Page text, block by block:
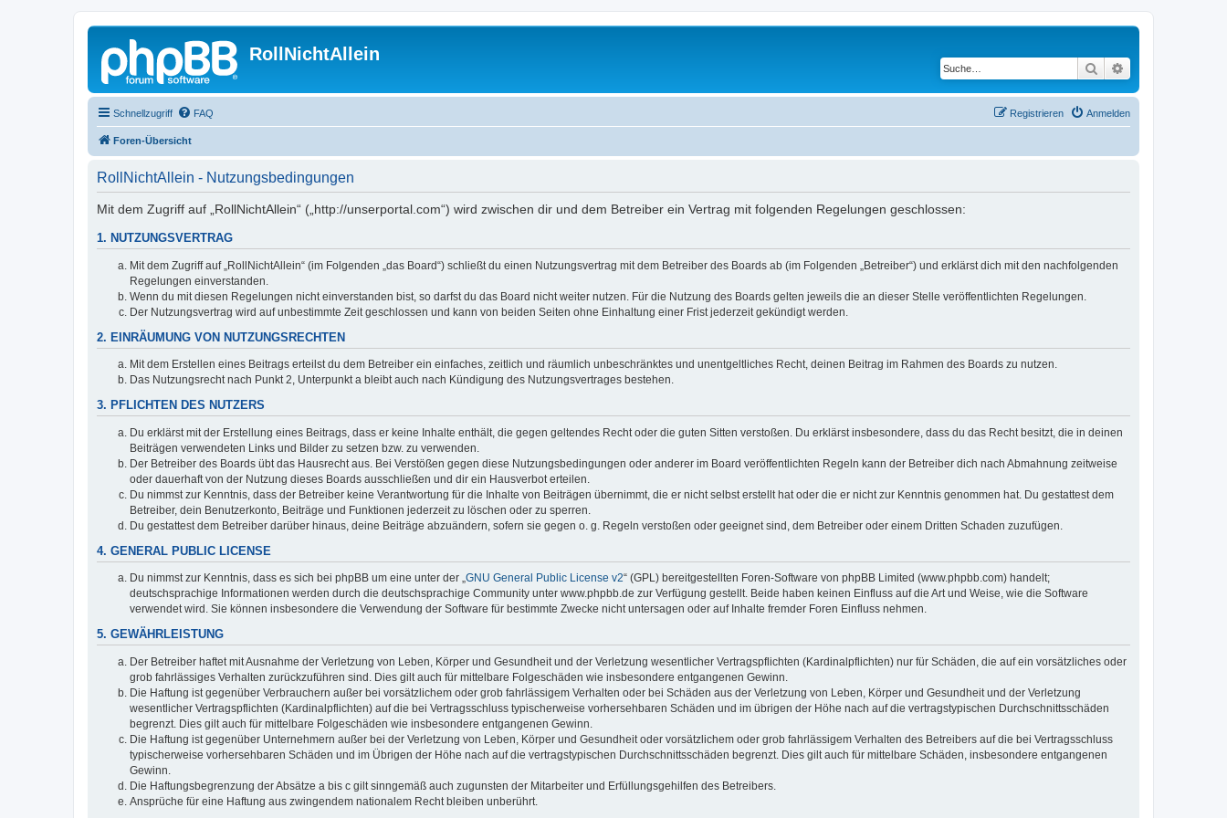
RollNichtAllein
Suche
Schnellzugriff FAQ Anmelden
Registrieren
Foren-Übersicht
RollNichtAllein - Nutzungsbedingungen
Mit dem Zugriff auf „RollNichtAllein“ („http://unserportal.com“) wird zwischen dir und dem Betreiber ein Vertrag mit folgenden Regelungen geschlossen:
1. NUTZUNGSVERTRAG
Mit dem Zugriff auf „RollNichtAllein“ (im Folgenden „das Board“) schließt du einen Nutzungsvertrag mit dem Betreiber des Boards ab (im Folgenden „Betreiber“) und erklärst dich mit den nachfolgenden
Regelungen einverstanden.
Wenn du mit diesen Regelungen nicht einverstanden bist, so darfst du das Board nicht weiter nutzen. Für die Nutzung des Boards gelten jeweils die an dieser Stelle veröffentlichten Regelungen.
Der Nutzungsvertrag wird auf unbestimmte Zeit geschlossen und kann von beiden Seiten ohne Einhaltung einer Frist jederzeit gekündigt werden.
2. EINRÄUMUNG VON NUTZUNGSRECHTEN
Mit dem Erstellen eines Beitrags erteilst du dem Betreiber ein einfaches, zeitlich und räumlich unbeschränktes und unentgeltliches Recht, deinen Beitrag im Rahmen des Boards zu nutzen.
Das Nutzungsrecht nach Punkt 2, Unterpunkt a bleibt auch nach Kündigung des Nutzungsvertrages bestehen.
3. PFLICHTEN DES NUTZERS
Du erklärst mit der Erstellung eines Beitrags, dass er keine Inhalte enthält, die gegen geltendes Recht oder die guten Sitten verstoßen. Du erklärst insbesondere, dass du das Recht besitzt, die in deinen
Beiträgen verwendeten Links und Bilder zu setzen bzw. zu verwenden.
Der Betreiber des Boards übt das Hausrecht aus. Bei Verstößen gegen diese Nutzungsbedingungen oder anderer im Board veröffentlichten Regeln kann der Betreiber dich nach Abmahnung zeitweise
oder dauerhaft von der Nutzung dieses Boards ausschließen und dir ein Hausverbot erteilen.
Du nimmst zur Kenntnis, dass der Betreiber keine Verantwortung für die Inhalte von Beiträgen übernimmt, die er nicht selbst erstellt hat oder die er nicht zur Kenntnis genommen hat. Du gestattest dem
Betreiber, dein Benutzerkonto, Beiträge und Funktionen jederzeit zu löschen oder zu sperren.
Du gestattest dem Betreiber darüber hinaus, deine Beiträge abzuändern, sofern sie gegen o. g. Regeln verstoßen oder geeignet sind, dem Betreiber oder einem Dritten Schaden zuzufügen.
4. GENERAL PUBLIC LICENSE
Du nimmst zur Kenntnis, dass es sich bei phpBB um eine unter der „GNU General Public License v2“ (GPL) bereitgestellten Foren-Software von phpBB Limited (www.phpbb.com) handelt;
deutschsprachige Informationen werden durch die deutschsprachige Community unter www.phpbb.de zur Verfügung gestellt. Beide haben keinen Einfluss auf die Art und Weise, wie die Software
verwendet wird. Sie können insbesondere die Verwendung der Software für bestimmte Zwecke nicht untersagen oder auf Inhalte fremder Foren Einfluss nehmen.
5. GEWÄHRLEISTUNG
Der Betreiber haftet mit Ausnahme der Verletzung von Leben, Körper und Gesundheit und der Verletzung wesentlicher Vertragspflichten (Kardinalpflichten) nur für Schäden, die auf ein vorsätzliches oder
grob fahrlässiges Verhalten zurückzuführen sind. Dies gilt auch für mittelbare Folgeschäden wie insbesondere entgangenen Gewinn.
Die Haftung ist gegenüber Verbrauchern außer bei vorsätzlichem oder grob fahrlässigem Verhalten oder bei Schäden aus der Verletzung von Leben, Körper und Gesundheit und der Verletzung
wesentlicher Vertragspflichten (Kardinalpflichten) auf die bei Vertragsschluss typischerweise vorhersehbaren Schäden und im übrigen der Höhe nach auf die vertragstypischen Durchschnittsschäden
begrenzt. Dies gilt auch für mittelbare Folgeschäden wie insbesondere entgangenen Gewinn.
Die Haftung ist gegenüber Unternehmern außer bei der Verletzung von Leben, Körper und Gesundheit oder vorsätzlichem oder grob fahrlässigem Verhalten des Betreibers auf die bei Vertragsschluss
typischerweise vorhersehbaren Schäden und im Übrigen der Höhe nach auf die vertragstypischen Durchschnittsschäden begrenzt. Dies gilt auch für mittelbare Schäden, insbesondere entgangenen
Gewinn.
Die Haftungsbegrenzung der Absätze a bis c gilt sinngemäß auch zugunsten der Mitarbeiter und Erfüllungsgehilfen des Betreibers.
Ansprüche für eine Haftung aus zwingendem nationalem Recht bleiben unberührt.